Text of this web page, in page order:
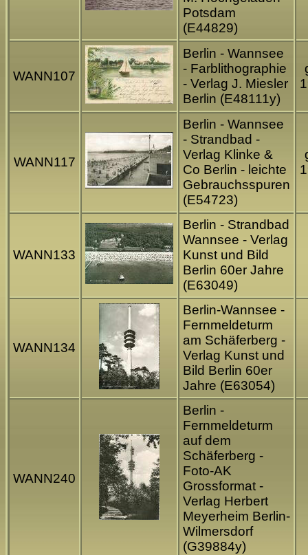
Potsdam
(E44829)
WANN107
Berlin - Wannsee
- Farblithographie
- Verlag J. Miesler
Berlin (E48111y)
WANN117
Berlin - Wannsee
- Strandbad -
Verlag Klinke &
Co Berlin - leichte
Gebrauchsspuren
(E54723)
WANN133
Berlin - Strandbad
Wannsee - Verlag
Kunst und Bild
Berlin 60er Jahre
(E63049)
WANN134
Berlin-Wannsee -
Fernmeldeturm
am Schäferberg -
Verlag Kunst und
Bild Berlin 60er
Jahre (E63054)
WANN240
Berlin -
Fernmeldeturm
auf dem
Schäferberg -
Foto-AK
Grossformat -
Verlag Herbert
Meyerheim Berlin-
Wilmersdorf
(G39884y)